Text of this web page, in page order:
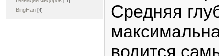
[11]
BingHan [4]
Средняя
водится